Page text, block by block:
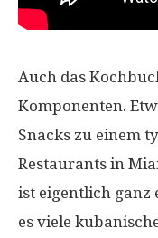
Auch das
Komponenten.
Snacks zu einem
Restaurants in
ist eigentlich ganz
es viele